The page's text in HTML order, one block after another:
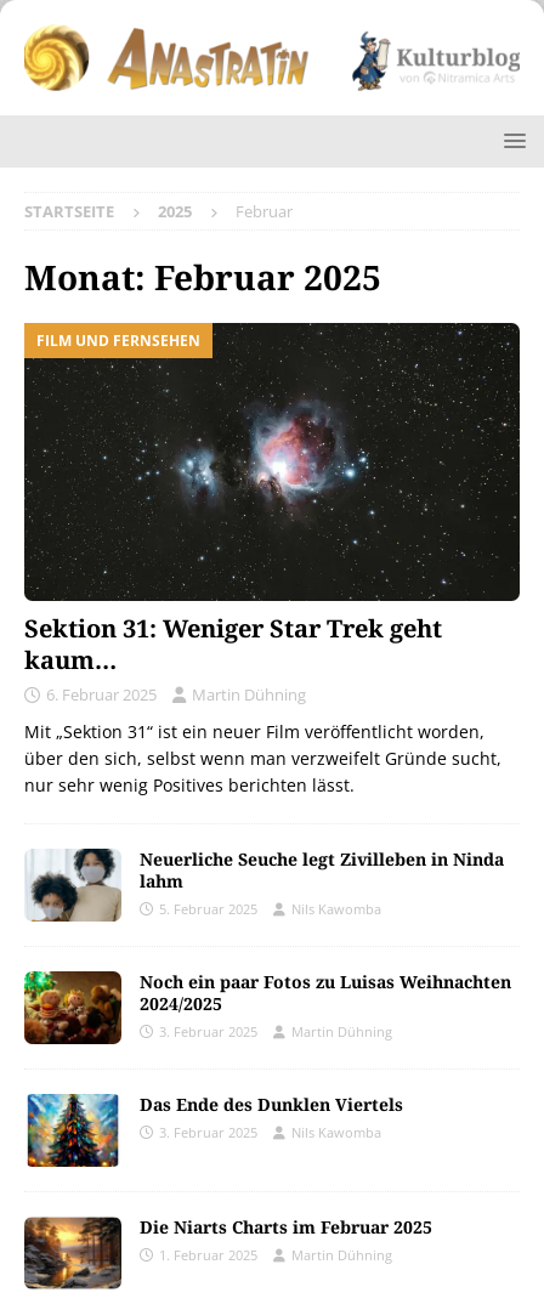
STARTSEITE 2025 Februar
Monat: Februar 2025
FILM UND FERNSEHEN
Sektion 31: Weniger Star Trek geht
kaum…
6. Februar 2025 Martin Dühning
Mit „Sektion 31“ ist ein neuer Film veröffentlicht worden,
über den sich, selbst wenn man verzweifelt Gründe sucht,
nur sehr wenig Positives berichten lässt.
Neuerliche Seuche legt Zivilleben in Ninda
lahm
5. Februar 2025 Nils Kawomba
Noch ein paar Fotos zu Luisas Weihnachten
2024/2025
3. Februar 2025 Martin Dühning
Das Ende des Dunklen Viertels
3. Februar 2025 Nils Kawomba
Die Niarts Charts im Februar 2025
1. Februar 2025 Martin Dühning